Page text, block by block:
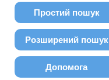
Простий пошук
Розширений пошук
Допомога